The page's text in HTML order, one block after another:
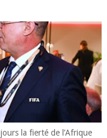
la fierté de l’Afrique